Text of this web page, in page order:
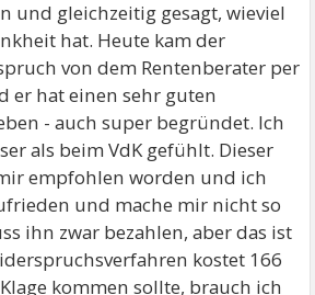
und gleichzeitig gesagt, wieviel
hat. Heute kam der
von dem Rentenberater per
er hat einen sehr guten
- auch super begründet. Ich
als beim VdK gefühlt. Dieser
empfohlen worden und ich
und mache mir nicht so
ihn zwar bezahlen, aber das ist
kostet 166
kommen sollte, brauch ich